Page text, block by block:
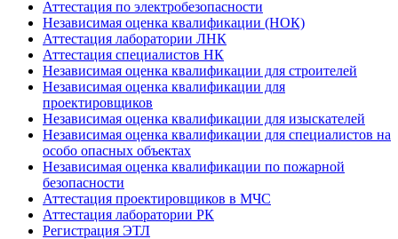
Аттестация по электробезопасности
Независимая оценка квалификации (НОК)
Аттестация лаборатории ЛНК
Аттестация специалистов НК
Независимая оценка квалификации для строителей
Независимая оценка квалификации для
проектировщиков
Независимая оценка квалификации для изыскателей
Независимая оценка квалификации для специалистов на
особо опасных объектах
Независимая оценка квалификации по пожарной
безопасности
Аттестация проектировщиков в МЧС
Аттестация лаборатории РК
Регистрация ЭТЛ